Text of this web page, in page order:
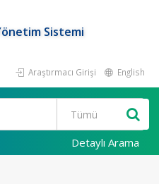
Sistemi
Araştırmacı Girişi English
Detaylı Arama